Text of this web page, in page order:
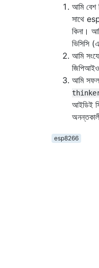
আমি বেশ
সাথে
কিনা।
ভিসিসি
আমি
আমি
আইডিই
esp8266